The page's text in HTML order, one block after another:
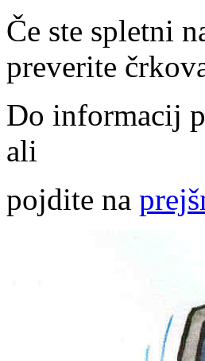
Če ste spletni
preverite
Do informacij
ali
pojdite na